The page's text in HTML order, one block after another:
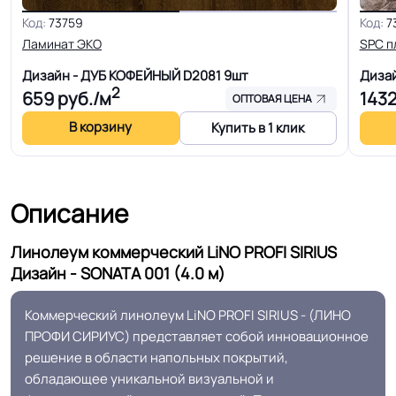
Ширина
Толщина
Область применения
Для кабинет, Для гостинной, Для
класса школ, Для цеха завода, Для
склада, Для цеха электронной
сборки, Для серверной, Для опта
Допуск изменения
толщин
+-10% мм
Код: 73759
Ламинат ЭКО
Дизайн - ДУБ КОФЕЙНЫЙ D2081 9шт
659руб./м2 ОПТОВАЯ ЦЕНА
В корзину Купить в 1 клик
Код:
SPC
1432
Описание
Линолеум коммерческий LiNO PROFI SIRIUS
Дизайн - SONATA 001 (4.0 м)
Коммерческий линолеум LiNO PROFI SIRIUS - (ЛИНО
ПРОФИ СИРИУС) представляет собой инновационное
решение в области напольных покрытий,
обладающее уникальной визуальной и